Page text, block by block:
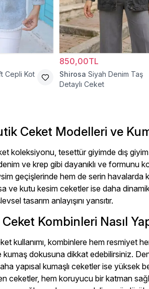
Cepli Kot
850,00TL
Shirosa Siyah Denim Taş
Detaylı Ceket
Ceket Modelleri ve
koleksiyonu, tesettür giyimde dış
ve krep gibi dayanıklı ve formunu
geçişlerinde hem de serin havalarda
ve kutu kesim ceketler ise daha
tasarım anlayışını yansıtır.
Kombinleri Nasıl
kullanımı, kombinlere hem resmiyet
kumaş dokusuna dikkat edebilirsiniz.
yapısal kumaşlı ceketler ise yüksek
ceketler, hem koruyucu bir katman